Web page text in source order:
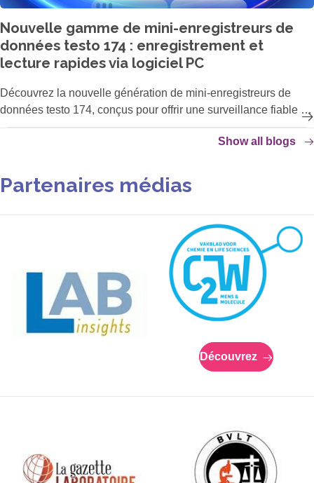
Nouvelle gamme de mini-enregistreurs de
données testo 174 : enregistrement et
lecture rapides via logiciel PC
Découvrez la nouvelle génération de mini-enregistreurs de
données testo 174, conçus pour offrir une surveillance fiable et
vos produits sensibles aux variations de température et
Show all blogs
Partenaires médias
Découvrez